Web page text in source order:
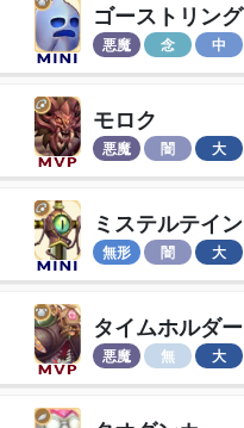
モロク
悪魔 闇 大
タイムホルダー
悪魔 無 大
ゴーストリング
悪魔 念 中
ミステルテイン
無形 闇 大